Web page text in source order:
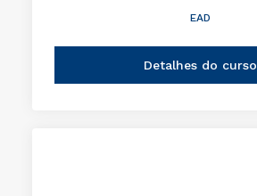
EAD
Detalhes do curso